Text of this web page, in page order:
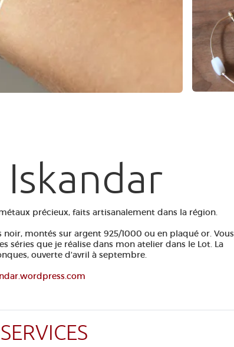
précieux, faits artisanalement dans la région.
montés sur argent 925/1000 ou en plaqué or. Vous
séries que je réalise dans mon atelier dans le Lot. La
ouverte d'avril à septembre.